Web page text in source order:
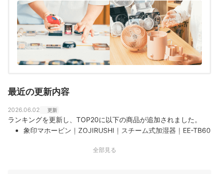
最近の更新内容
2026.06.02 更新
ランキングを更新し、TOP20に以下の商品が追加されました。
象印マホービン｜ZOJIRUSHI｜スチーム式加湿器｜EE-TB60
全部見る